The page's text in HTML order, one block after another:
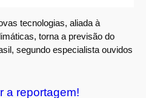
tecnologias, aliada à
torna a previsão do
segundo especialista ouvidos
a reportagem!